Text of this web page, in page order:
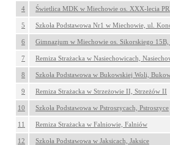
4 Świetlica MDK w Miechowie os. XXX-lecia
5 Szkoła Podstawowa Nr1 w Miechowie, ul.
6 Gimnazjum w Miechowie os. Sikorskiego
7 Remiza Strażacka w Nasiechowicach,
8 Szkoła Podstawowa w Bukowskiej Woli,
9 Remiza Strażacka w Strzeżowie II, Strzeżów II
10 Szkoła Podstawowa w Pstroszycach, Pstroszyce
11 Remiza Strażacka w Falniowie, Falniów
12 Szkoła Podstawowa w Jaksicach, Jaksice